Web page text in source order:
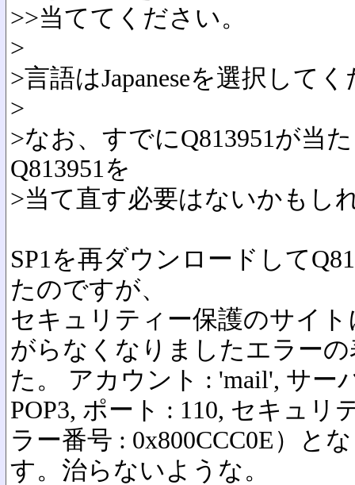
>>当ててください。
>
>言語はJapaneseを選択して
>
>なお、すでにQ813951が当
Q813951を
>当て直す必要はないかもし
SP1を再ダウンロードして
たのですが、
セキュリティー保護のサイト
がらなくなりましたエラー
た。 アカウント : 'mail', サー
POP3, ポート : 110, セキュリ
ラー番号 : 0x800CCC0E）と
す。治らないような。